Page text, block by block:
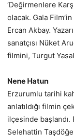
‘Değirmenlere
olacak. Gala
Ercan Akbay.
sanatçısı Nüket
filmini, Turgut
Nene Hatun
Erzurumlu tarihi
anlatıldığı filmin
ilçesinde başlandı.
Selehattin